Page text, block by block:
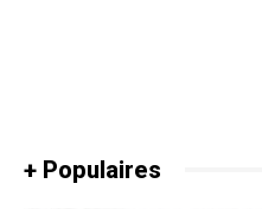
+ Populaires